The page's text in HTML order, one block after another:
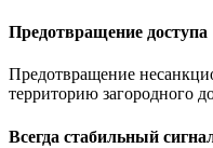
Предотвращение доступа
Предотвращение
территорию загородного
Всегда стабильный